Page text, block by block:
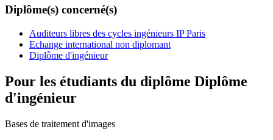
Diplôme(s) concerné(s)
Auditeurs libres des cycles ingénieurs IP Paris
Echange international non diplomant
Diplôme d'ingénieur
Pour les étudiants du diplôme Diplôme
d'ingénieur
Bases de traitement d'images